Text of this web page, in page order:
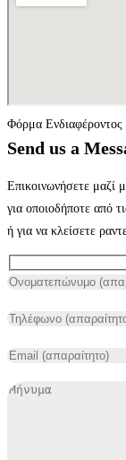
Φόρμα Ενδιαφέροντος
Send us a
Επικοινωνήσετε μαζί
για οποιοδήποτε από
ή για να κλείσετε